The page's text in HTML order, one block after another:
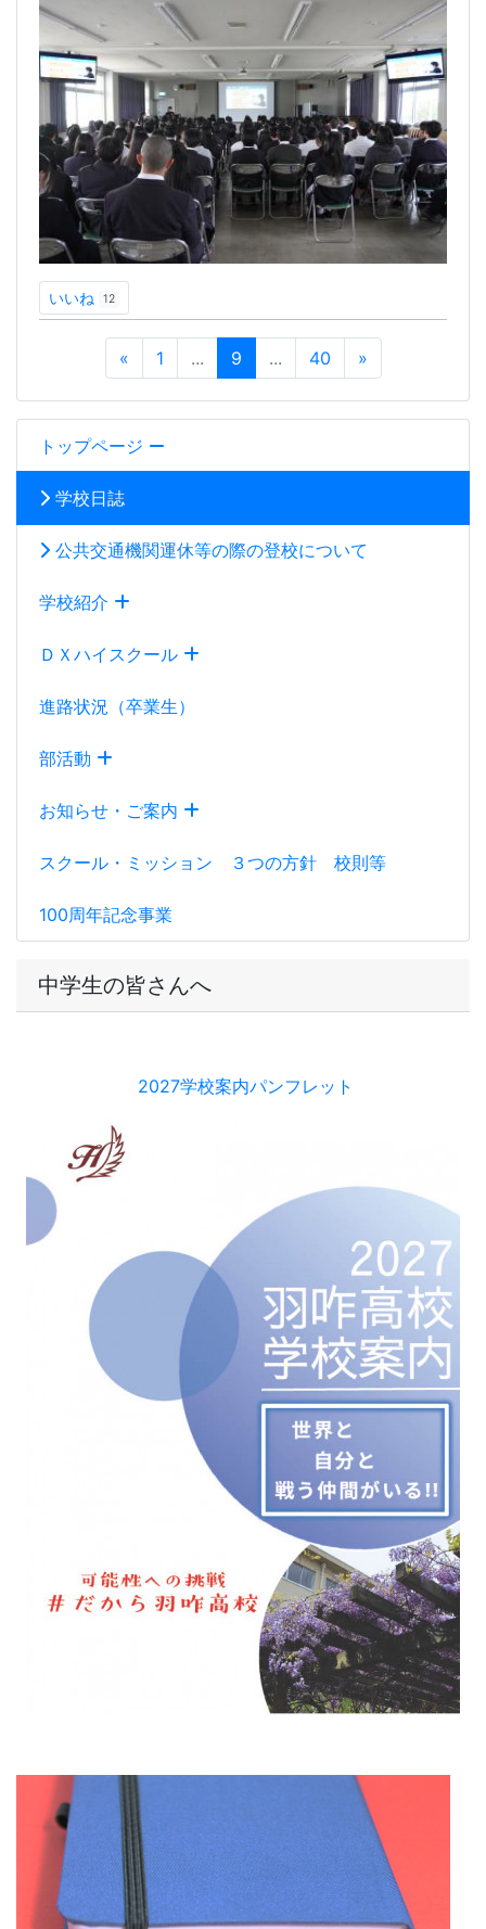
トップページ
学校日誌
公共交通機関運休等の際の登校について
学校紹介
ＤＸハイスクール
進路状況（卒業生）
部活動
お知らせ・ご案内
スクール・ミッション ３つの方針 校則等
100周年記念事業
中学生の皆さんへ
2027学校案内パンフレット
いいね 12
« 1 ... 9 ... 40 »